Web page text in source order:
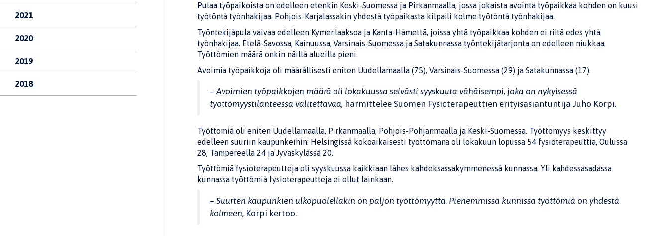
2021
2020
2019
2018
Pulaa työpaikoista on edelleen etenkin Keski-Suomessa ja Pirkanmaalla, jossa jokaista avointa työpaikkaa kohden on kuusi
työtöntä työnhakijaa. Pohjois-Karjalassakin yhdestä työpaikasta kilpaili kolme työtöntä työnhakijaa.
Työntekijäpula vaivaa edelleen Kymenlaaksoa ja Kanta-Hämettä, joissa yhtä työpaikkaa kohden ei riitä edes yhtä
työnhakijaa. Etelä-Savossa, Kainuussa, Varsinais-Suomessa ja Satakunnassa työntekijätarjonta on edelleen niukkaa.
Työttömien määrä onkin näillä alueilla pieni.
Avoimia työpaikkoja oli määrällisesti eniten Uudellamaalla (75), Varsinais-Suomessa (29) ja Satakunnassa (17).
– Avoimien työpaikkojen määrä oli lokakuussa selvästi syyskuuta vähäisempi, joka on nykyisessä
työttömyystilanteessa valitettavaa, harmittelee Suomen Fysioterapeuttien erityisasiantuntija Juho Korpi.
Työttömiä oli eniten Uudellamaalla, Pirkanmaalla, Pohjois-Pohjanmaalla ja Keski-Suomessa. Työttömyys keskittyy
edelleen suuriin kaupunkeihin: Helsingissä kokoaikaisesti työttömänä oli lokakuun lopussa 54 fysioterapeuttia, Oulussa
28, Tampereella 24 ja Jyväskylässä 20.
Työttömiä fysioterapeutteja oli syyskuussa kaikkiaan lähes kahdeksassakymmenessä kunnassa. Yli kahdessasadassa
kunnassa työttömiä fysioterapeutteja ei ollut lainkaan.
– Suurten kaupunkien ulkopuolellakin on paljon työttömyyttä. Pienemmissä kunnissa työttömiä on yhdestä
kolmeen, Korpi kertoo.